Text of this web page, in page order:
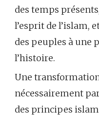
des temps
l’esprit de l’islam,
des peuples à une
l’histoire.
Une
nécessairement
des principes